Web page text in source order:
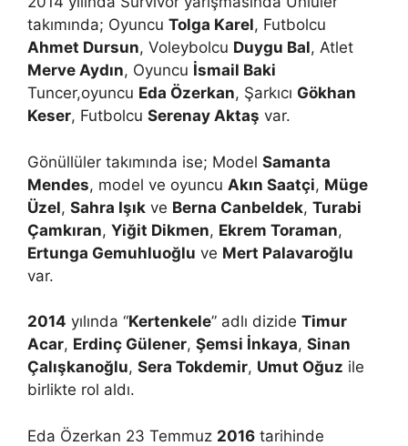
takımında; Oyuncu Tolga Karel, Futbolcu
Ahmet Dursun, Voleybolcu Duygu Bal, Atlet
Merve Aydın, Oyuncu İsmail Baki
Tuncer,oyuncu Eda Özerkan, Şarkıcı Gökhan
Keser, Futbolcu Serenay Aktaş var.
Gönüllüler takımında ise; Model Samanta
Mendes, model ve oyuncu Akın Saatçi, Müge
Üzel, Sahra Işık ve Berna Canbeldek, Turabi
Çamkıran, Yiğit Dikmen, Ekrem Toraman,
Ertunga Gemuhluoğlu ve Mert Palavaroğlu
var.
2014 yılında “Kertenkele” adlı dizide Timur
Acar, Erdinç Gülener, Şemsi İnkaya, Sinan
Çalışkanoğlu, Sera Tokdemir, Umut Oğuz ile
birlikte rol aldı.
Eda Özerkan 23 Temmuz 2016 tarihinde